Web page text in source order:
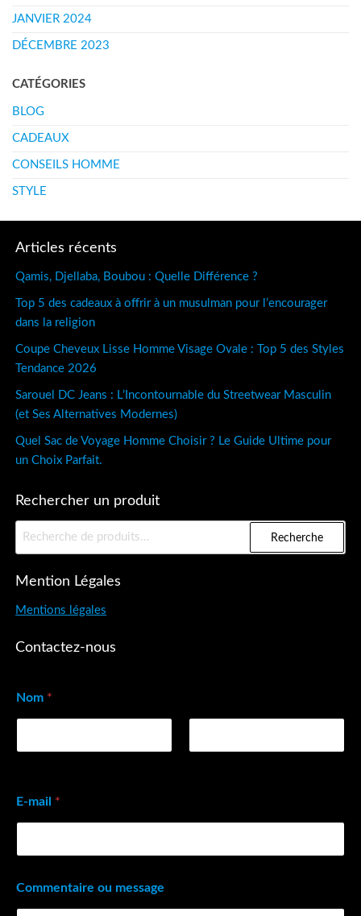
JANVIER 2024
DÉCEMBRE 2023
CATÉGORIES
BLOG
CADEAUX
CONSEILS HOMME
STYLE
Articles récents
Qamis, Djellaba, Boubou : Quelle Différence ?
Top 5 des cadeaux à offrir à un musulman pour l’encourager
dans la religion
Coupe Cheveux Lisse Homme Visage Ovale : Top 5 des Styles
Tendance 2026
Sarouel DC Jeans : L’Incontournable du Streetwear Masculin
(et Ses Alternatives Modernes)
Quel Sac de Voyage Homme Choisir ? Le Guide Ultime pour
un Choix Parfait.
Rechercher un produit
Recherche
Recherche
Mention Légales
Mentions légales
Contactez-nous
Nom *
E-mail *
Commentaire ou message